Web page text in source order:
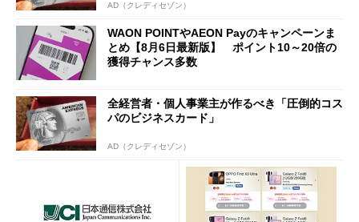
AD（クレディセゾン）
WAON POINTやAEON Payのキャンペーンま
とめ【8月6日最新版】 ポイント10～20倍の
獲得チャンス多数
全経営者・個人事業主が作るべき「圧倒的コス
パのビジネスカード」
AD（クレディセゾン）